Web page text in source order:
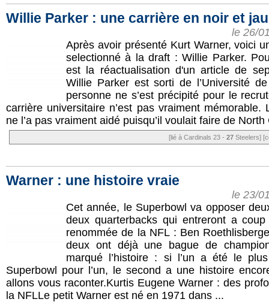
Willie Parker : une carrière en noir et
le 26/
Après avoir présenté Kurt Warner, voici
selectionné à la draft : Willie Parker.
est la réactualisation d'un article de
Willie Parker est sorti de l’Université
personne ne s’est précipité pour le
carrière universitaire n’est pas vraiment mémorable.
ne l’a pas vraiment aidé puisqu’il voulait faire de
[lié à Cardinals 23 - 27 Steelers]
Warner : une histoire vraie
le 23/
Cet année, le Superbowl va opposer
deux quarterbacks qui entreront a
renommée de la NFL : Ben
deux ont déjà une bague de
marqué l’histoire : si l’un a été le
Superbowl pour l’un, le second a une histoire
allons vous raconter.Kurtis Eugene Warner : des
la NFLLe petit Warner est né en 1971 dans ...